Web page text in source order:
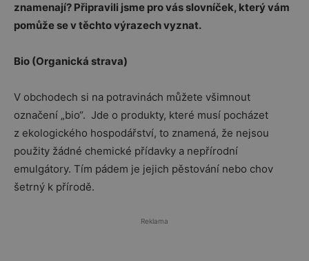
znamenají? Připravili jsme pro vás slovníček, který vám
pomůže se v těchto výrazech vyznat.
Bio (Organická strava)
V obchodech si na potravinách můžete všimnout
označení „bio“. Jde o produkty, které musí pocházet
z ekologického hospodářství, to znamená, že nejsou
použity žádné chemické přídavky a nepřírodní
emulgátory. Tím pádem je jejich pěstování nebo chov
šetrný k přírodě.
Reklama